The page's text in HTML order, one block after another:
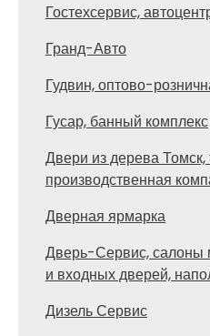
Гостехсервис,
Гранд-Авто
Гудвин, оптово-
Гусар, банный комплекс
Двери из дерева Томск,
производственная
Дверная ярмарка
Дверь-Сервис, салоны
и входных дверей,
Дизель Сервис